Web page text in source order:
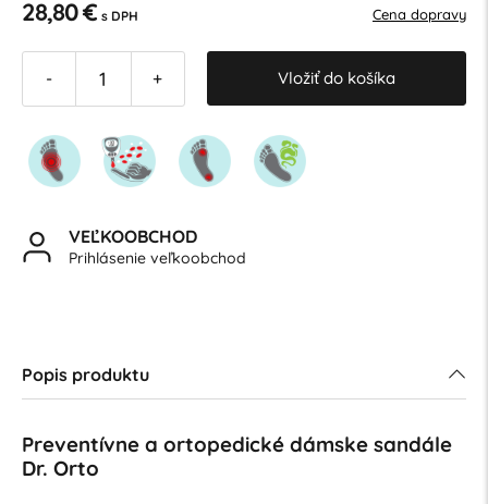
28,80 € s DPH Cena dopravy
- + Vložiť do košíka
VEĽKOOBCHOD
Prihlásenie veľkoobchod
Popis produktu
Preventívne a ortopedické dámske sandále
Dr. Orto